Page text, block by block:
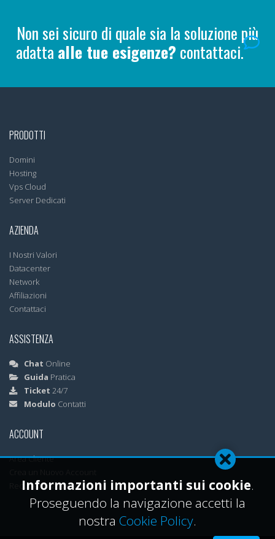
Non sei sicuro di quale sia la soluzione più
adatta alle tue esigenze? contattaci.
PRODOTTI
Domini
Hosting
Vps Cloud
Server Dedicati
AZIENDA
I Nostri Valori
Datacenter
Network
Affiliazioni
Contattaci
ASSISTENZA
Chat Online
Guida Pratica
Ticket 24/7
Modulo Contatti
ACCOUNT
Area Cliente
Recupera Password
Informazioni importanti sui cookie.
Proseguendo la navigazione accetti la
nostra Cookie Policy.